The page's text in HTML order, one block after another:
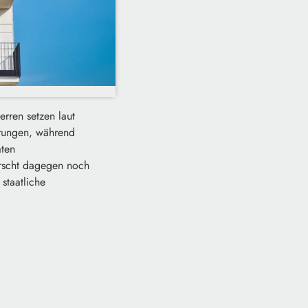
setzen laut
während
dagegen noch